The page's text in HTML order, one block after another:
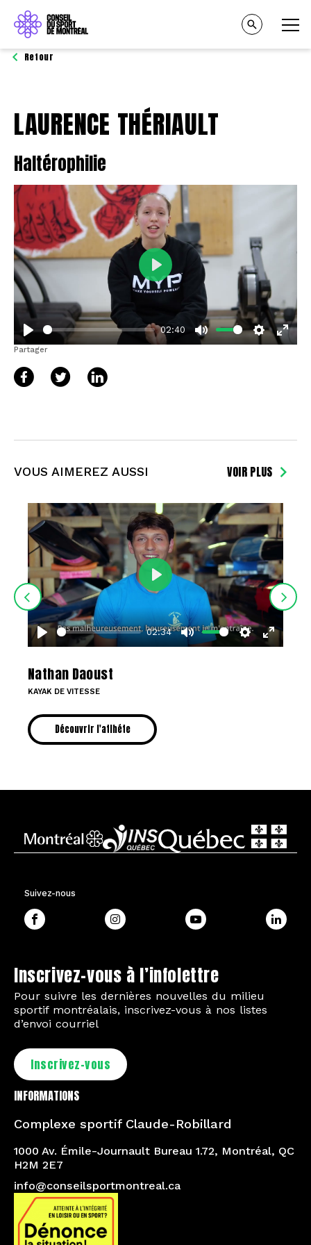
Retour
LAURENCE THÉRIAULT
Haltérophilie
Play
02:40
Mute Settings
Enter
Play
Partager
VOUS AIMEREZ AUSSI VOIR PLUS
Play
02:34
Mute Settings
Enter
Play
Nathan Daoust
KAYAK DE VITESSE
Découvrir l'atlhéte
Suivez-nous
Inscrivez-vous à l’infolettre
Pour suivre les dernières nouvelles du milieu
sportif montréalais, inscrivez-vous à nos listes
d’envoi courriel
Inscrivez-vous
INFORMATIONS
Complexe sportif Claude-Robillard
1000 Av. Émile-Journault Bureau 1.72, Montréal, QC
H2M 2E7
info@conseilsportmontreal.ca